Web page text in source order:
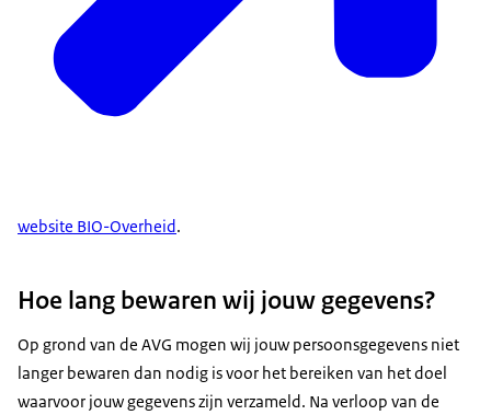
website BIO-Overheid.
Hoe lang bewaren wij jouw gegevens?
Op grond van de AVG mogen wij jouw persoonsgegevens niet
langer bewaren dan nodig is voor het bereiken van het doel
waarvoor jouw gegevens zijn verzameld. Na verloop van de